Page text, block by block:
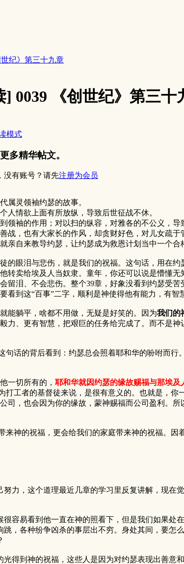
世纪》第三十九章
] 0039 《创世纪》第三十
模式
多精华帖文。
没有账号？请先注册为会员
属灵领袖约瑟的故事。
人情欲上面有所放纵，导致后世征战不休。
领袖的作用；对以扫的纵容，对雅各的不公义，导
战，也有大家长的作风，却贪财好色，对儿女疏于
亲自来教导约瑟，让约瑟成为救恩计划当中一个合
眼泪与悲伤，就是我们的祝福。这句话，用在约
转卖给埃及人当奴隶。童年，你还可以说是懵懂
留泪、不会悲伤。整个39章，好象没看到约瑟受
看到这“百事”二字，顺利是神使得他有能力，有智
躺平，啥都不用做，无疑是好笑的。因为我们的
力、更有智慧，把艰巨的任务给完成了。而不是
话的背后看到：约瑟总会照着耶和华的吩咐而行
切所有的， 耶和华就因约瑟的缘故赐福与那埃及
工者的基督徒来说，是很有意义的。也就是，你
司，也会因为你的缘故，蒙神赐福而公司盈利。
神的祝福，更会给我们的家庭带来神的祝福。因
力，这个道理最近几章的学习里反复讲解，现
容易看到他一直在神的照看下，但是我们如果
，各种纷争凶杀的事层出不穷。身处其间，要
得到神的祝福，这些人是因为对约瑟表现出善意